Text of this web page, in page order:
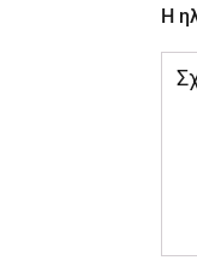
Η